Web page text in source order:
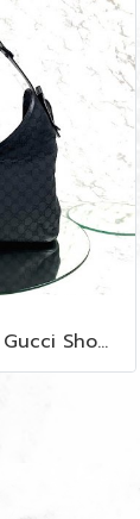
MP-10533 Used Gucci Shoulder Bag GG Black Canvas Shw